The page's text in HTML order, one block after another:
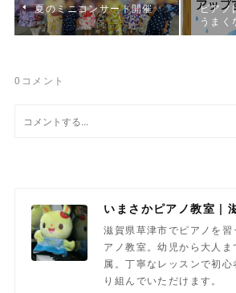
夏のミニコンサート開催
ピアノ
うまく
0 コメント
滋賀県草津市でピアノを
アノ教室。幼児から大人
属。丁寧なレッスンで初
り組んでいただけます。